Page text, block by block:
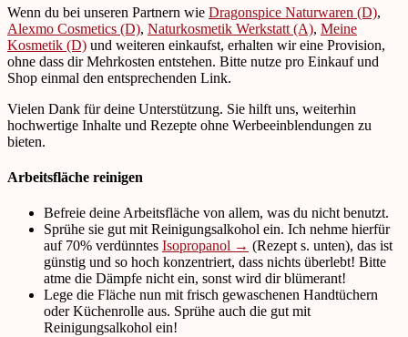
Wenn du bei unseren Partnern wie Dragonspice Naturwaren (D),
Alexmo Cosmetics (D), Naturkosmetik Werkstatt (A), Meine
Kosmetik (D) und weiteren einkaufst, erhalten wir eine Provision,
ohne dass dir Mehrkosten entstehen. Bitte nutze pro Einkauf und
Shop einmal den entsprechenden Link.
Vielen Dank für deine Unterstützung. Sie hilft uns, weiterhin
hochwertige Inhalte und Rezepte ohne Werbeeinblendungen zu
bieten.
Arbeitsfläche reinigen
Befreie deine Arbeitsfläche von allem, was du nicht benutzt.
Sprühe sie gut mit Reinigungsalkohol ein. Ich nehme hierfür
auf 70% verdünntes Isopropanol → (Rezept s. unten), das ist
günstig und so hoch konzentriert, dass nichts überlebt! Bitte
atme die Dämpfe nicht ein, sonst wird dir blümerant!
Lege die Fläche nun mit frisch gewaschenen Handtüchern
oder Küchenrolle aus. Sprühe auch die gut mit
Reinigungsalkohol ein!